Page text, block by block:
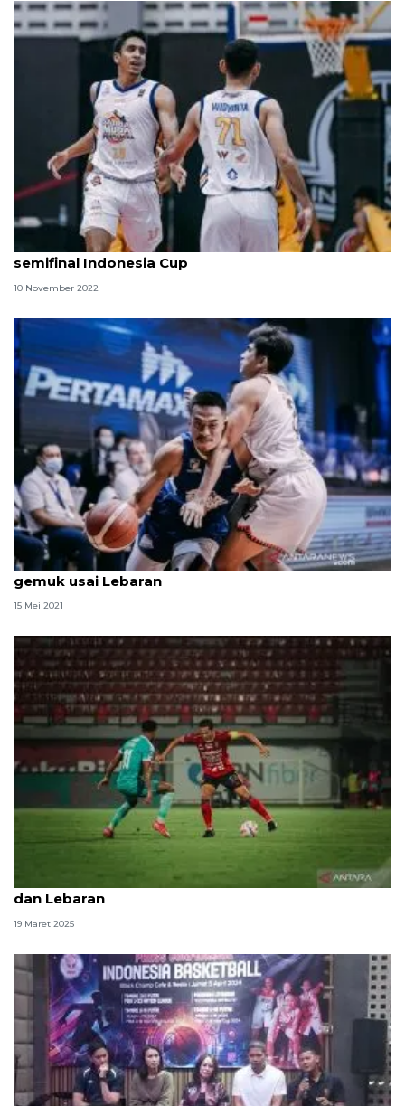
Satria Muda libas Satya Wacana untuk menuju
semifinal Indonesia Cup
10 November 2022
Pemain Satria Muda Sandy Ibrahim tak takut
gemuk usai Lebaran
15 Mei 2021
Bali United genjot latihan tim sebelum libur Nyepi
dan Lebaran
19 Maret 2025